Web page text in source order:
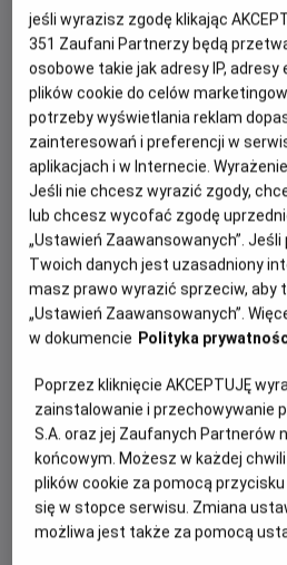
Po światowym sukcesie
domu”, film „Spider-Man:
zupełnie nowy rozdział w życiu
Mana. Peter jest teraz dorosłym
życia i pamięci tych, których
przestępczością w Nowym
imienia, w pełni poświęcił się
rosnące wymagania zaczynają
wywołuje zaskakującą fizyczną
zagraża jego istnieniu, podczas
jeśli wyrazisz zgodę klikając
351 Zaufani Partnerzy będą
osobowe takie jak adresy IP,
plików cookie do celów
potrzeby wyświetlania reklam
zainteresowań i preferencji w
aplikacjach i w Internecie.
Jeśli nie chcesz wyrazić zgody,
lub chcesz wycofać zgodę
„Ustawień Zaawansowanych”.
Twoich danych jest uzasadniony
masz prawo wyrazić sprzeciw, aby
„Ustawień Zaawansowanych”.
w dokumencie Polityka
Poprzez kliknięcie AKCEPTUJĘ
zainstalowanie i przechowywanie
S.A. oraz jej Zaufanych Partnerów
końcowym. Możesz w każdej
plików cookie za pomocą przycisku
się w stopce serwisu. Zmiana
możliwa jest także za pomocą